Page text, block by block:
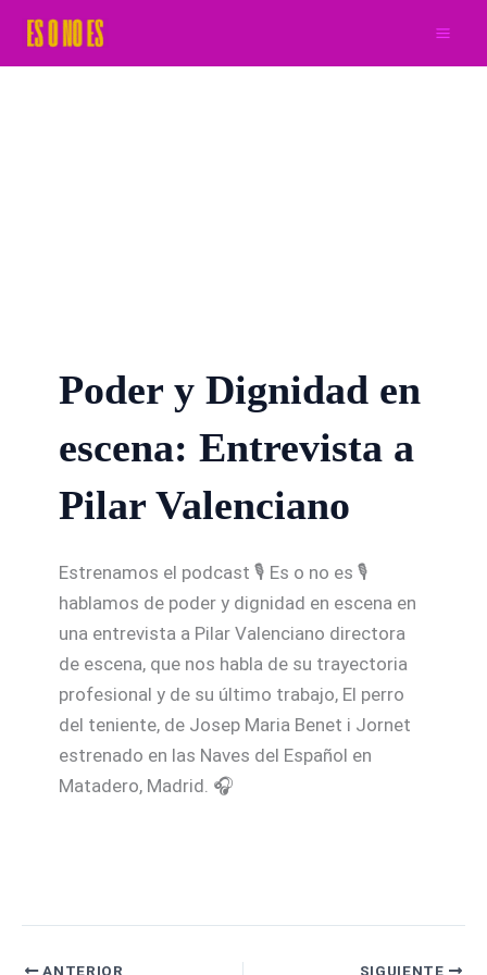
Poder y Dignidad en
escena: Entrevista a
Pilar Valenciano
Estrenamos el podcast 🎙️ Es o no es 🎙️
hablamos de poder y dignidad en escena en
una entrevista a Pilar Valenciano directora
de escena, que nos habla de su trayectoria
profesional y de su último trabajo, El perro
del teniente, de Josep Maria Benet i Jornet
estrenado en las Naves del Español en
Matadero, Madrid. 🎧
ANTERIOR SIGUIENTE